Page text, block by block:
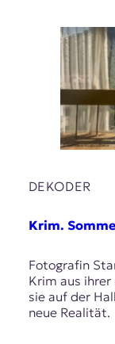
DEKODER
Krim.
Fotografin
Krim aus
sie auf der
neue Realität.